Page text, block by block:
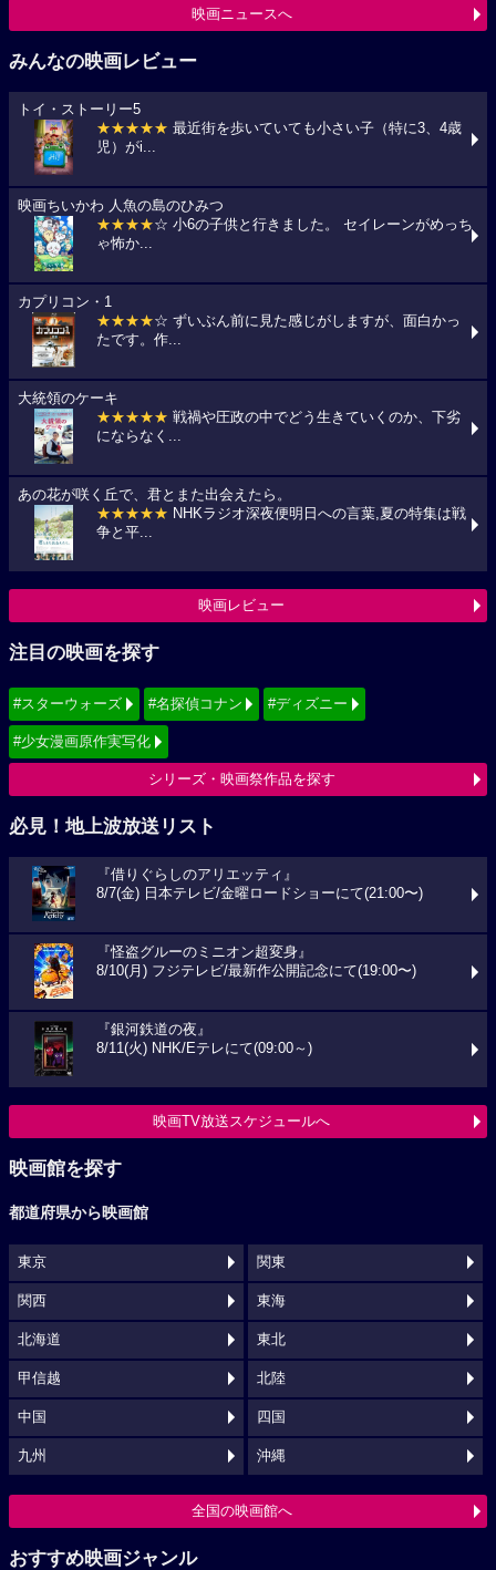
映画ニュースへ
みんなの映画レビュー
トイ・ストーリー5
★★★★★ 最近街を歩いていても小さい子（特に3、4歳
児）がi...
映画ちいかわ 人魚の島のひみつ
★★★★☆ 小6の子供と行きました。 セイレーンがめっち
ゃ怖か...
カプリコン・1
★★★★☆ ずいぶん前に見た感じがしますが、面白かっ
たです。作...
大統領のケーキ
★★★★★ 戦禍や圧政の中でどう生きていくのか、下劣
にならなく...
あの花が咲く丘で、君とまた出会えたら。
★★★★★ NHKラジオ深夜便明日への言葉,夏の特集は戦
争と平...
映画レビュー
注目の映画を探す
#スターウォーズ #名探偵コナン #ディズニー
#少女漫画原作実写化
シリーズ・映画祭作品を探す
必見！地上波放送リスト
『借りぐらしのアリエッティ』
8/7(金) 日本テレビ/金曜ロードショーにて(21:00〜)
『怪盗グルーのミニオン超変身』
8/10(月) フジテレビ/最新作公開記念にて(19:00〜)
『銀河鉄道の夜』
8/11(火) NHK/Eテレにて(09:00～)
映画TV放送スケジュールへ
映画館を探す
都道府県から映画館
東京 関東
関西 東海
北海道 東北
甲信越 北陸
中国 四国
九州 沖縄
全国の映画館へ
おすすめ映画ジャンル